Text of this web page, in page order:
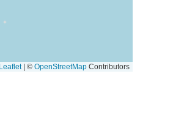
Leaflet © OpenStreetMap Contributors